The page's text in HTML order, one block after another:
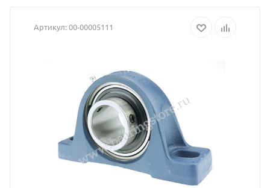
SYJ
узел
SKF
взят
Артикул:00-00005111